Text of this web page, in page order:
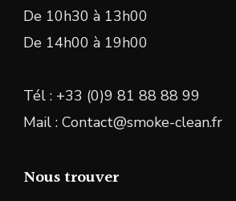
De 10h30 à 13h00
De 14h00 à 19h00
Tél : +33 (0)9 81 88 88 99
Mail : Contact@smoke-clean.fr
Nous trouver